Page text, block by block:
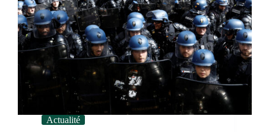
Actualité